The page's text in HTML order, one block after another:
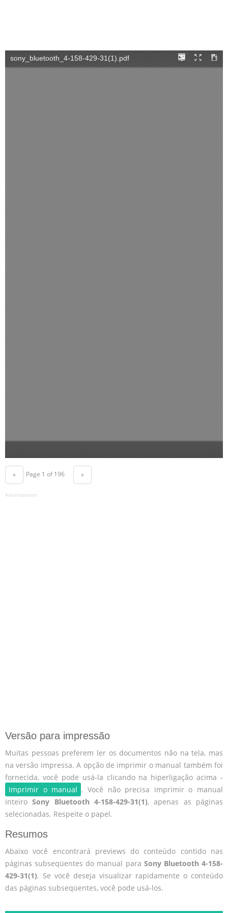
« Page 1 of 196 »
Advertisement
Versão para impressão
Muitas pessoas preferem ler os documentos não na tela, mas
na versão impressa. A opção de imprimir o manual também foi
fornecida, você pode usá-la clicando na hiperligação acima -
Imprimir o manual . Você não precisa imprimir o manual
inteiroSony Bluetooth 4-158-429-31(1), apenas as páginas
selecionadas. Respeite o papel.
Resumos
Abaixo você encontrará previews do conteúdo contido nas
páginas subseqüentes do manual para Sony Bluetooth 4-158-
429-31(1). Se você deseja visualizar rapidamente o conteúdo
das páginas subseqüentes, você pode usá-los.